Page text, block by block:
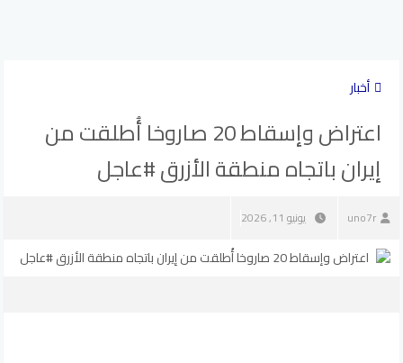
أخبار
اعتراض وإسقاط 20 صاروخا أُطلقت من
إيران باتجاه منطقة الأزرق #عاجل
uno7r يونيو 11, 2026